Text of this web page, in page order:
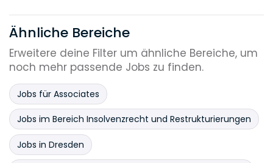
Ähnliche Bereiche
Erweitere deine Filter um ähnliche Bereiche, um
noch mehr passende Jobs zu finden.
Jobs für Associates
Jobs im Bereich Insolvenzrecht und Restrukturierungen
Jobs in Dresden